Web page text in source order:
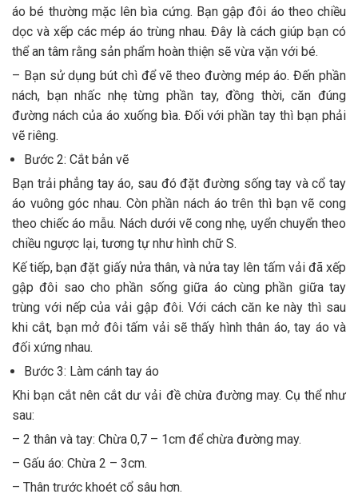
áo bé thường mặc lên bìa cứng. Bạn gập đôi áo theo chiều
dọc và xếp các mép áo trùng nhau. Đây là cách giúp bạn có
thể an tâm rằng sản phẩm hoàn thiện sẽ vừa vặn với bé.
– Bạn sử dụng bút chì để vẽ theo đường mép áo. Đến phần
nách, bạn nhấc nhẹ từng phần tay, đồng thời, căn đúng
đường nách của áo xuống bìa. Đối với phần tay thì bạn phải
vẽ riêng.
Bước 2: Cắt bản vẽ
Bạn trải phẳng tay áo, sau đó đặt đường sống tay và cổ tay
áo vuông góc nhau. Còn phần nách áo trên thì bạn vẽ cong
theo chiếc áo mẫu. Nách dưới vẽ cong nhẹ, uyển chuyển theo
chiều ngược lại, tương tự như hình chữ S.
Kế tiếp, bạn đặt giấy nửa thân, và nửa tay lên tấm vải đã xếp
gập đôi sao cho phần sống giữa áo cùng phần giữa tay
trùng với nếp của vải gập đôi. Với cách căn ke này thì sau
khi cắt, bạn mở đôi tấm vải sẽ thấy hình thân áo, tay áo và
đối xứng nhau.
Bước 3: Làm cánh tay áo
Khi bạn cắt nên cắt dư vải đề chừa đường may. Cụ thể như
sau:
– 2 thân và tay: Chừa 0,7 – 1cm để chừa đường may.
– Gấu áo: Chừa 2 – 3cm.
– Thân trước khoét cổ sâu hơn.